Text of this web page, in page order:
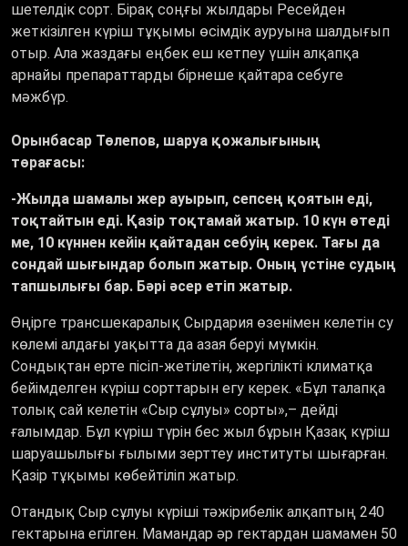
шетелдік сорт. Бірақ соңғы жылдары Ресейден
жеткізілген күріш тұқымы өсімдік ауруына шалдығып
отыр. Ала жаздағы еңбек еш кетпеу үшін алқапқа
арнайы препараттарды бірнеше қайтара себуге
мәжбүр.
Орынбасар Төлепов, шаруа қожалығының
төрағасы:
-Жылда шамалы жер ауырып, сепсең қоятын еді,
тоқтайтын еді. Қазір тоқтамай жатыр. 10 күн өтеді
ме, 10 күннен кейін қайтадан себуің керек. Тағы да
сондай шығындар болып жатыр. Оның үстіне судың
тапшылығы бар. Бәрі әсер етіп жатыр.
Өңірге трансшекаралық Сырдария өзенімен келетін су
көлемі алдағы уақытта да азая беруі мүмкін.
Сондықтан ерте пісіп-жетілетін, жергілікті климатқа
бейімделген күріш сорттарын егу керек. «Бұл талапқа
толық сай келетін «Сыр сұлуы» сорты»,– дейді
ғалымдар. Бұл күріш түрін бес жыл бұрын Қазақ күріш
шаруашылығы ғылыми зерттеу институты шығарған.
Қазір тұқымы көбейтіліп жатыр.
Отандық Сыр сұлуы күріші тәжірибелік алқаптың 240
гектарына егілген. Мамандар әр гектардан шамамен 50